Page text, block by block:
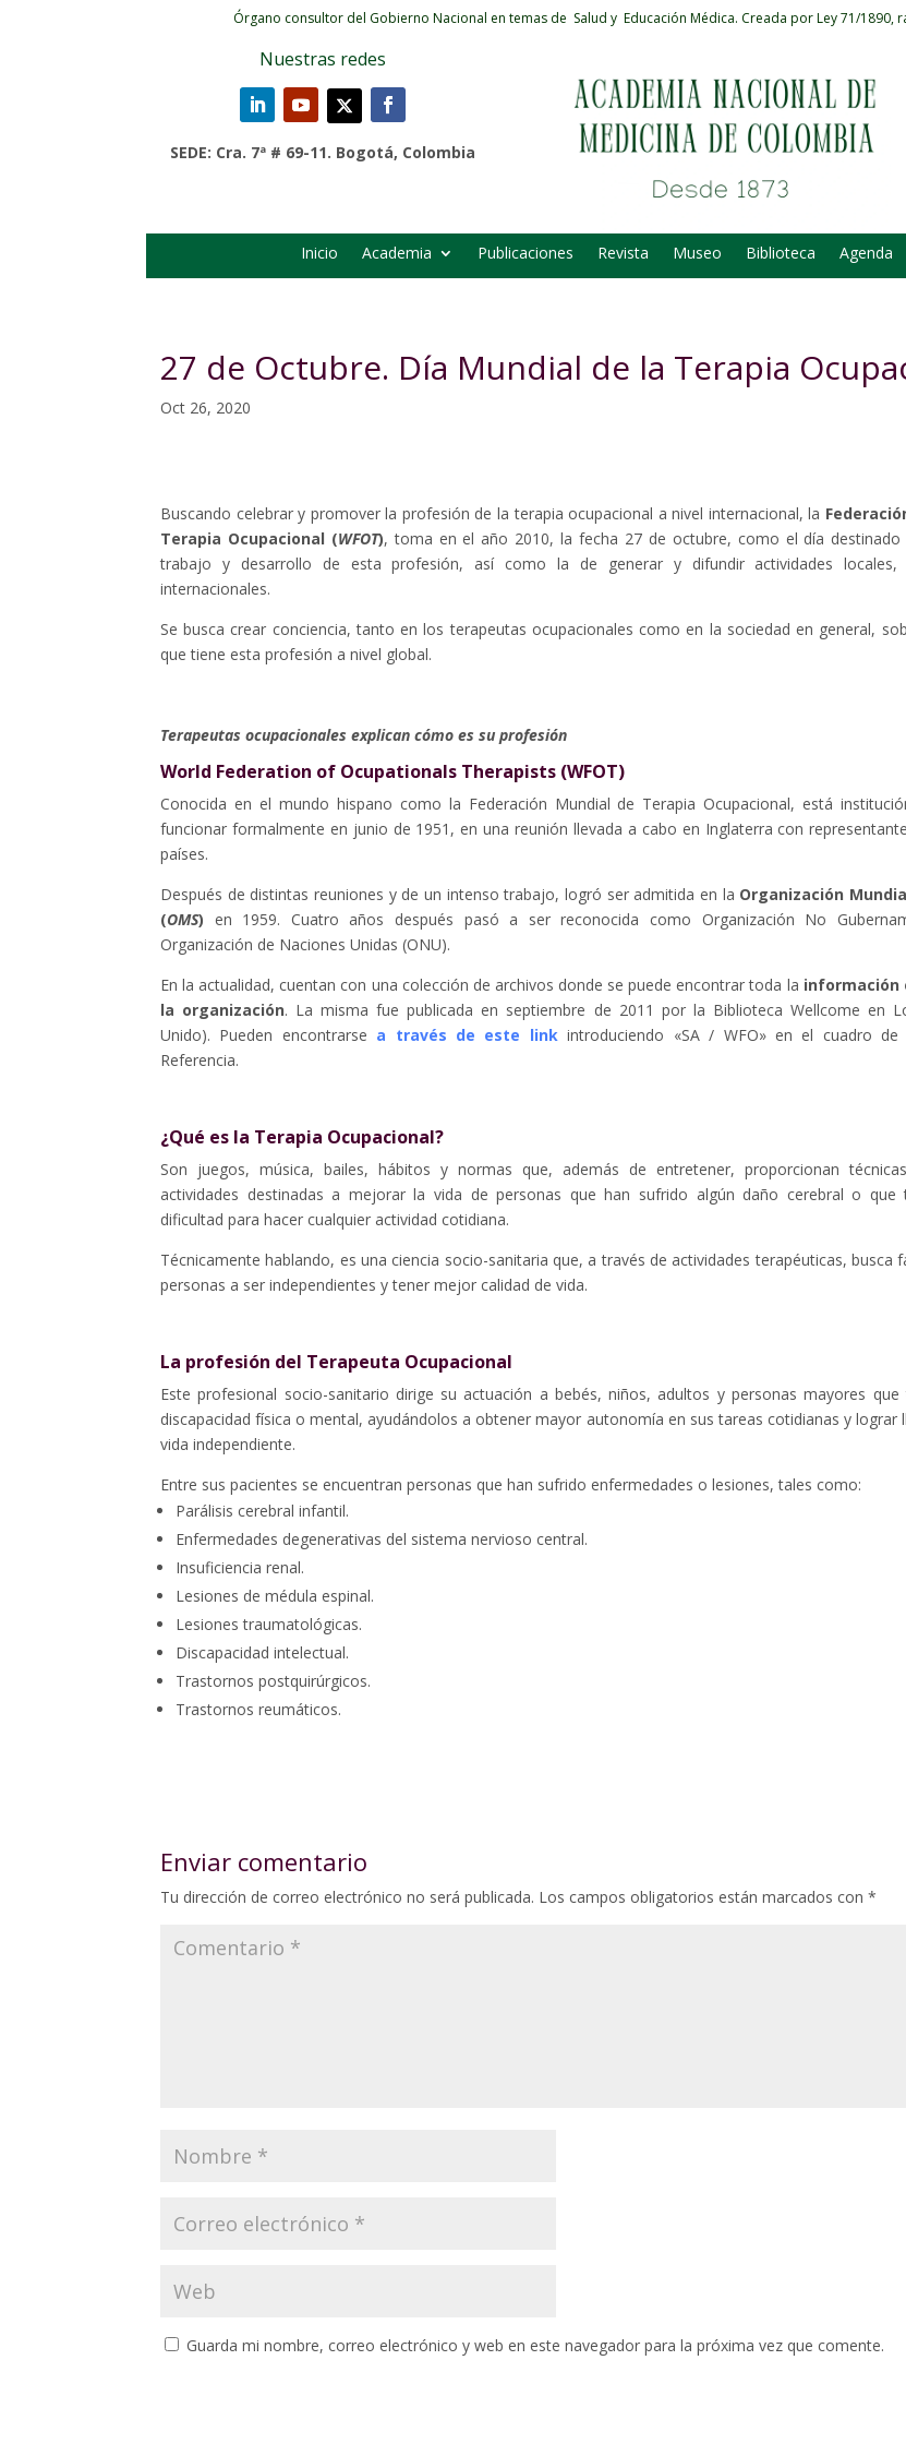
Órgano consultor del Gobierno Nacional en temas de Salud y Educación Médica. Creada por Ley 71/1890,
Nuestras redes
SEDE: Cra. 7ª # 69-11. Bogotá, Colombia
Inicio Academia Publicaciones Revista Museo Biblioteca Agenda
27 de Octubre. Día Mundial de la Terapia
Oct 26, 2020
Buscando celebrar y promover la profesión de la terapia ocupacional a nivel internacional, la
Terapia Ocupacional (WFOT), toma en el año 2010, la fecha 27 de octubre, como el día destinado
trabajo y desarrollo de esta profesión, así como la de generar y difundir actividades locales,
internacionales.
Se busca crear conciencia, tanto en los terapeutas ocupacionales como en la sociedad en general,
que tiene esta profesión a nivel global.
Terapeutas ocupacionales explican cómo es su profesión
World Federation of Ocupationals Therapists (WFOT)
Conocida en el mundo hispano como la Federación Mundial de Terapia Ocupacional, está
funcionar formalmente en junio de 1951, en una reunión llevada a cabo en Inglaterra con
países.
Después de distintas reuniones y de un intenso trabajo, logró ser admitida en la Organización
(OMS) en 1959. Cuatro años después pasó a ser reconocida como Organización No
Organización de Naciones Unidas (ONU).
En la actualidad, cuentan con una colección de archivos donde se puede encontrar toda la información
la organización. La misma fue publicada en septiembre de 2011 por la Biblioteca Wellcome en
Unido). Pueden encontrarse a través de este linkintroduciendo «SA / WFO» en el cuadro de
Referencia.
¿Qué es la Terapia Ocupacional?
Son juegos, música, bailes, hábitos y normas que, además de entretener, proporcionan
actividades destinadas a mejorar la vida de personas que han sufrido algún daño cerebral o que
dificultad para hacer cualquier actividad cotidiana.
Técnicamente hablando, es una ciencia socio-sanitaria que, a través de actividades terapéuticas, busca
personas a ser independientes y tener mejor calidad de vida.
La profesión del Terapeuta Ocupacional
Este profesional socio-sanitario dirige su actuación a bebés, niños, adultos y personas mayores que
discapacidad física o mental, ayudándolos a obtener mayor autonomía en sus tareas cotidianas y lograr
vida independiente.
Entre sus pacientes se encuentran personas que han sufrido enfermedades o lesiones, tales como:
Parálisis cerebral infantil.
Enfermedades degenerativas del sistema nervioso central.
Insuficiencia renal.
Lesiones de médula espinal.
Lesiones traumatológicas.
Discapacidad intelectual.
Trastornos postquirúrgicos.
Trastornos reumáticos.
Enviar comentario
Tu dirección de correo electrónico no será publicada. Los campos obligatorios están marcados con *
Guarda mi nombre, correo electrónico y web en este navegador para la próxima vez que comente.